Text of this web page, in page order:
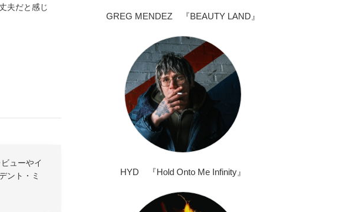
夫だと感じ
ューやイ
ント・ミ
GREG MENDEZ 『BEAUTY LAND』
HYD 『Hold Onto Me Infinity』